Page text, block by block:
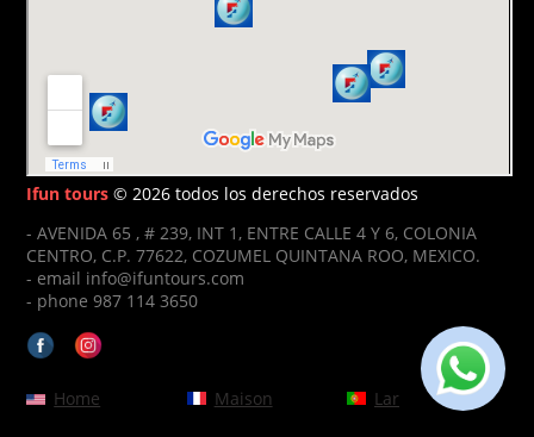
Ifun tours © 2026 todos los derechos reservados
- AVENIDA 65 , # 239, INT 1, ENTRE CALLE 4 Y 6, COLONIA
CENTRO, C.P. 77622, COZUMEL QUINTANA ROO, MEXICO.
- email info@ifuntours.com
- phone 987 114 3650
Home Maison Lar